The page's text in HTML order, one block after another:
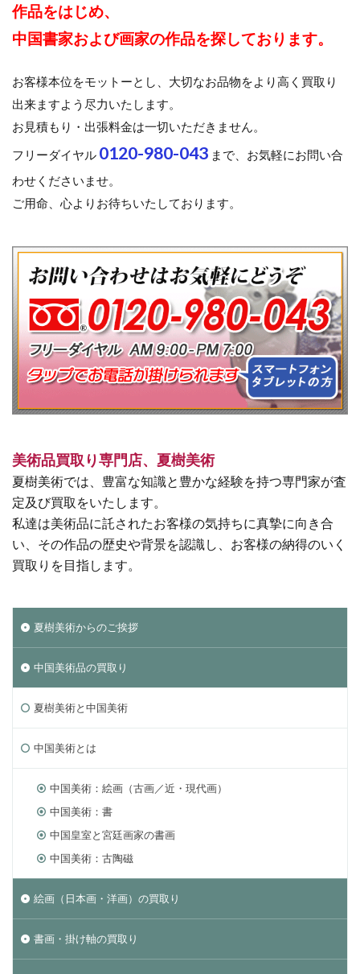
作品をはじめ、
中国書家および画家の作品を探しております。
お客様本位をモットーとし、大切なお品物をより高く買取り
出来ますよう尽力いたします。
お見積もり・出張料金は一切いただきません。
フリーダイヤル 0120-980-043 まで、お気軽にお問い合
わせくださいませ。
ご用命、心よりお待ちいたしております。
美術品買取り専門店、夏樹美術
夏樹美術では、豊富な知識と豊かな経験を持つ専門家が査
定及び買取をいたします。
私達は美術品に託されたお客様の気持ちに真摯に向き合
い、その作品の歴史や背景を認識し、お客様の納得のいく
買取りを目指します。
夏樹美術からのご挨拶
中国美術品の買取り
夏樹美術と中国美術
中国美術とは
中国美術：絵画（古画／近・現代画）
中国美術：書
中国皇室と宮廷画家の書画
中国美術：古陶磁
絵画（日本画・洋画）の買取り
書画・掛け軸の買取り